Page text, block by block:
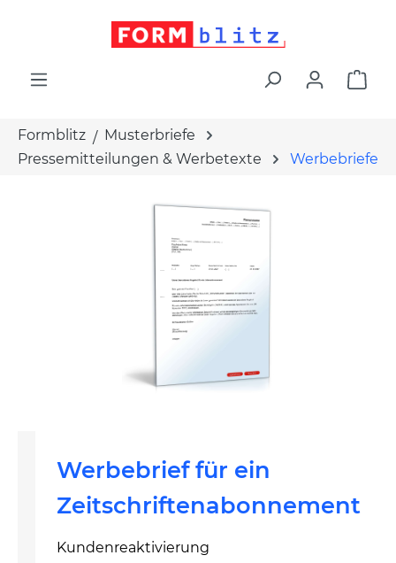
Formblitz
Musterbriefe
Pressemitteilungen & Werbetexte
Werbebriefe
Werbebrief für ein
Zeitschriftenabonnement
Kundenreaktivierung